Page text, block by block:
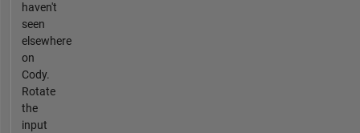
haven't
seen
elsewhere
on
Cody.
Rotate
the
input